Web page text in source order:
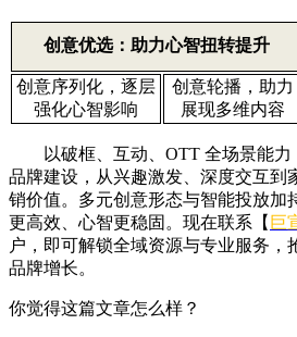
创意优选：助力心智扭转提升
创意序列化，逐层
强化心智影响
创意轮播，助力
展现多维内容
以破框、互动、OTT 全场景能
品牌建设，从兴趣激发、深度交互到
销价值。多元创意形态与智能投放加
更高效、心智更稳固。现在联系【 巨
户，即可解锁全域资源与专业服务，
品牌增长。
你觉得这篇文章怎么样？